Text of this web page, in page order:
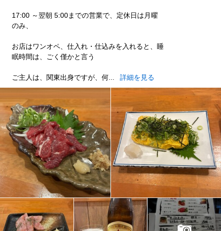
17:00 ～翌朝 5:00までの営業で、定休日は月曜
のみ、
お店はワンオペ、仕入れ・仕込みを入れると、睡
眠時間は、ごく僅かと言う
ご主人は、関東出身ですが、何... 詳細を見る